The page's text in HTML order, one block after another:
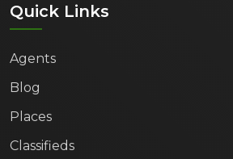
Quick Links
Agents
Blog
Places
Classifieds